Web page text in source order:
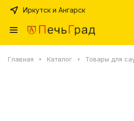
Иркутск и Ангарск
Главная Каталог Товары для